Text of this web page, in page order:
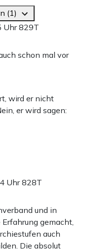
(1)
Uhr829T
schon mal vor
wird er nicht
er wird sagen:
Uhr828T
und in
gemacht,
auch
Die absolut